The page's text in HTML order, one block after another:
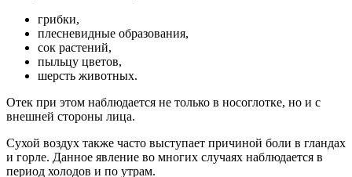
грибки,
плесневидные образования,
сок растений,
пыльцу цветов,
шерсть животных.
Отек при этом наблюдается не только в носоглотке, но и с
внешней стороны лица.
Сухой воздух также часто выступает причиной боли в гландах
и горле. Данное явление во многих случаях наблюдается в
период холодов и по утрам.